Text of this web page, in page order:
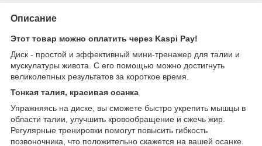
Описание
Этот товар можно оплатить через Kaspi Pay!
Диск - простой и эффективный мини-тренажер для талии и
мускулатуры живота. С его помощью можно достигнуть
великолепных результатов за короткое время.
Тонкая талия, красивая осанка
Упражняясь на диске, вы сможете быстро укрепить мышцы в
области талии, улучшить кровообращение и сжечь жир.
Регулярные тренировки помогут повысить гибкость
позвоночника, что положительно скажется на вашей осанке.